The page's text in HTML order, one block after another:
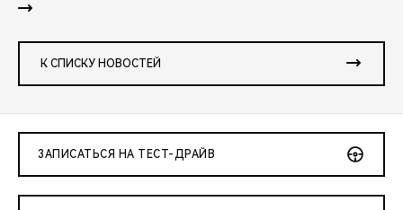
К СПИСКУ НОВОСТЕЙ
ЗАПИСАТЬСЯ НА ТЕСТ-ДРАЙВ